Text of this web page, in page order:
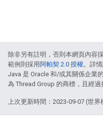
除非另有註明，否則本網頁內容
範例則採用 阿帕契 2.0 授權。詳
Java 是 Oracle 和/或其關係企業
為 Thread Group 的商標，且經過
上次更新時間：2023-09-07 (世界